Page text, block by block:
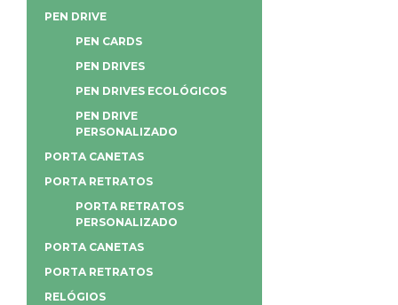
PEN DRIVE
PEN CARDS
PEN DRIVES
PEN DRIVES ECOLÓGICOS
PEN DRIVE
PERSONALIZADO
PORTA CANETAS
PORTA RETRATOS
PORTA RETRATOS
PERSONALIZADO
PORTA CANETAS
PORTA RETRATOS
RELÓGIOS